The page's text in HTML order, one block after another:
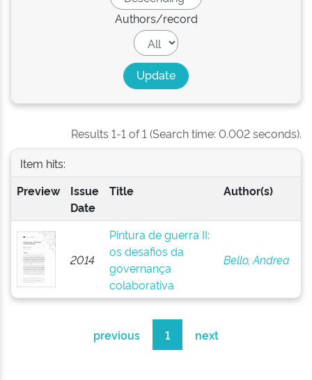
Authors/record
Results 1-1 of 1 (Search time: 0.002 seconds).
Item hits:
Preview
Issue
Date
Title Author(s)
2014
Pintura de guerra II:
os desafios da
governança
colaborativa
Bello, Andrea
previous 1 next